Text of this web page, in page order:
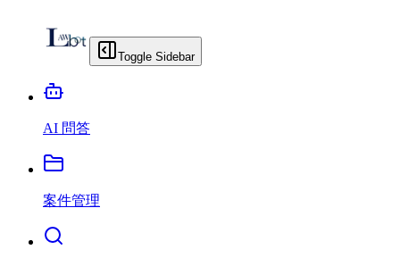
Toggle Sidebar
AI 問答
案件管理